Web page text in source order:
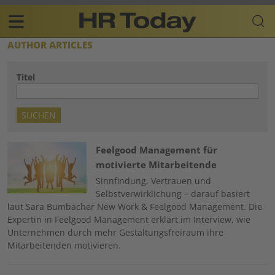
Skip
content
Plattform
für
Human
Main
DE
AUTHOR ARTICLES
Titel
Feelgood Management für
motivierte Mitarbeitende
Sinnfindung, Vertrauen und
Selbstverwirklichung – darauf basiert
laut Sara Bumbacher New Work & Feelgood Management. Die
Expertin in Feelgood Management erklärt im Interview, wie
Unternehmen durch mehr Gestaltungsfreiraum ihre
Mitarbeitenden motivieren.